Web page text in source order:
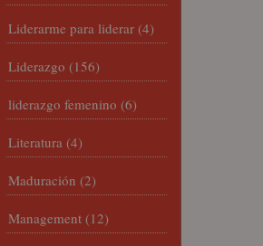
Liderarme para liderar (4)
Liderazgo (156)
liderazgo femenino (6)
Literatura (4)
Maduración (2)
Management (12)